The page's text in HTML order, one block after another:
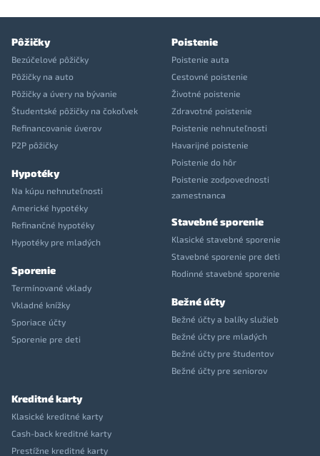
Pôžičky
Bezúčelové pôžičky
Pôžičky na auto
Pôžičky a úvery na bývanie
Študentské pôžičky na čokoľvek
Refinancovanie úverov
P2P pôžičky
Hypotéky
Na kúpu nehnuteľnosti
Americké hypotéky
Refinančné hypotéky
Hypotéky pre mladých
Sporenie
Termínované vklady
Vkladné knížky
Sporiace účty
Sporenie pre deti
Poistenie
Poistenie auta
Cestovné poistenie
Životné poistenie
Zdravotné poistenie
Poistenie nehnuteľnosti
Havarijné poistenie
Poistenie do hôr
Poistenie zodpovednosti
zamestnanca
Stavebné sporenie
Klasické stavebné sporenie
Stavebné sporenie pre deti
Rodinné stavebné sporenie
Bežné účty
Bežné účty a balíky služieb
Bežné účty pre mladých
Bežné účty pre študentov
Bežné účty pre seniorov
Kreditné karty
Klasické kreditné karty
Cash-back kreditné karty
Prestížne kreditné karty